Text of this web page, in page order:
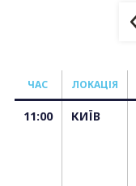
ЧАС ЛОКАЦІЯ
11:00 КИЇВ